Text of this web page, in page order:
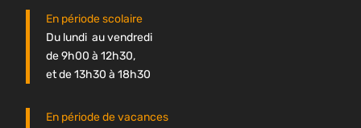
En période scolaire
Du lundi au vendredi
de 9h00 à 12h30,
et de 13h30 à 18h30
En période de vacances